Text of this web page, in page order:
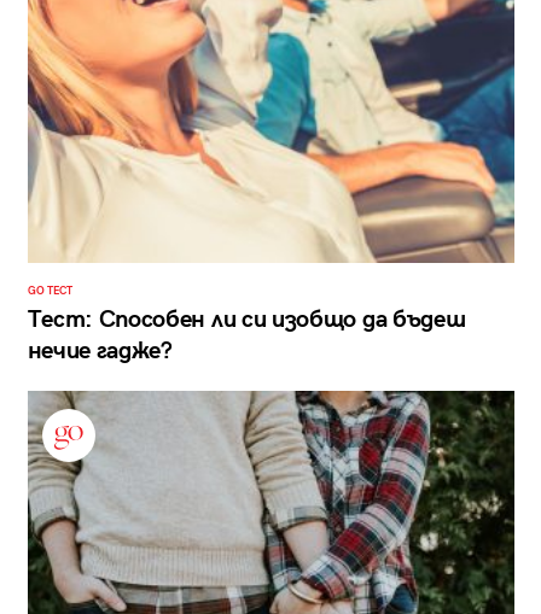
GO ТЕСТ
Тест: Способен ли си изобщо да бъдеш
нечие гадже?